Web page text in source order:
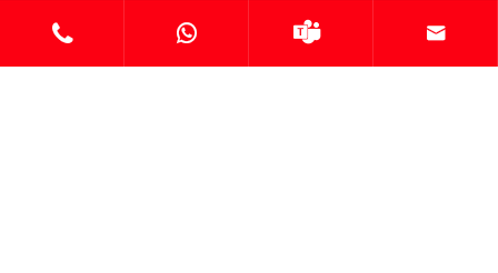
   